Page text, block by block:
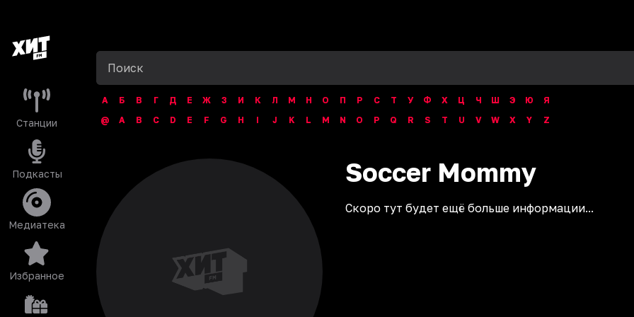
Станции
Подкасты
Медиатека
Избранное
А Б В Г Д Е Ж З И К Л М Н О П Р С Т У Ф Х Ц Ч Ш Э Ю
Я
@
A B C D E F G H I J K L M N O P Q R S T U V W X Y Z
Soccer Mommy
Скоро тут будет ещё больше информации...